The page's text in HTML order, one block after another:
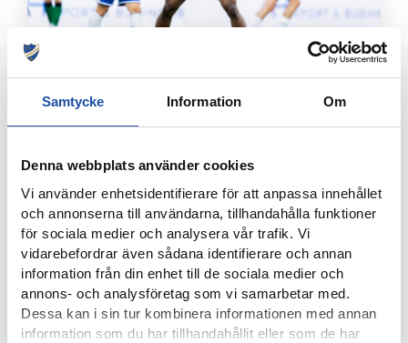
Samtycke Information Om
Denna webbplats använder cookies
Vi använder enhetsidentifierare för att anpassa innehållet
och annonserna till användarna, tillhandahålla funktioner
för sociala medier och analysera vår trafik. Vi
vidarebefordrar även sådana identifierare och annan
information från din enhet till de sociala medier och
annons- och analysföretag som vi samarbetar med.
Dessa kan i sin tur kombinera informationen med annan
information som du har tillhandahållit eller som de har
FARTFYLLD OCH TÄT MATCH I LIGACUPEN – KYLIAN
NÄTADE MOT DJURGÅRDEN